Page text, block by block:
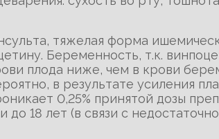
тяжелая форма
Беременность, т.к.
плода ниже, чем в крови
в результате усиления
0,25% принятой дозы
18 лет (в связи с